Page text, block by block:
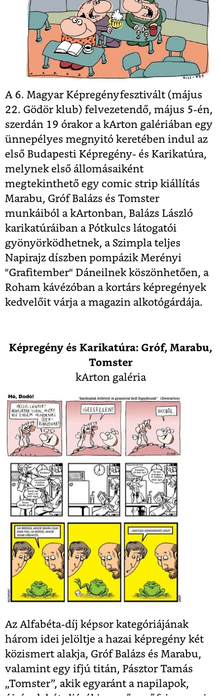
A 6. Magyar Képregényfesztivált (május
22. Gödör klub) felvezetendő, május 5-én,
szerdán 19 órakor a kArton galériában egy
ünnepélyes megnyitó keretében indul az
első Budapesti Képregény- és Karikatúra,
melynek első állomásaiként
megtekinthető egy comic strip kiállítás
Marabu, Gróf Balázs és Tomster
munkáiból a kArtonban, Balázs László
karikatúráiban a Pótkulcs látogatói
gyönyörködhetnek, a Szimpla teljes
Napirajz díszben pompázik Merényi
"Grafitember" Dáneilnek köszönhetően, a
Roham kávézóban a kortárs képregények
kedvelőit várja a magazin alkotógárdája.
Képregény és Karikatúra: Gróf, Marabu,
Tomster
kArton galéria
Az Alfabéta-díj képsor kategóriájának
három idei jelöltje a hazai képregény két
közismert alakja, Gróf Balázs és Marabu,
valamint egy ifjú titán, Pásztor Tamás
„Tomster”, akik egyaránt a napilapok,